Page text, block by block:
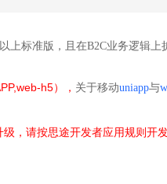
上标准版，且在B2C业务逻辑
h5）， 关于移动uniapp与
，请按思途开发者应用规则开